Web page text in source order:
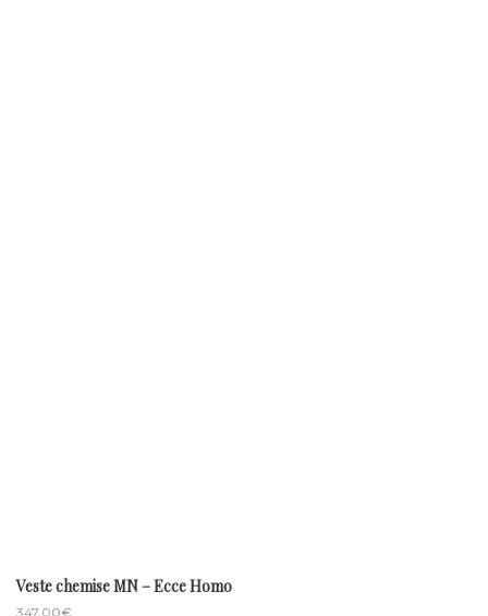
Veste chemise MN – Ecce Homo
347.00€